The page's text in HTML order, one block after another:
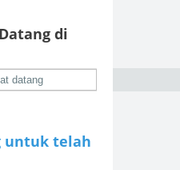
di
untuk telah